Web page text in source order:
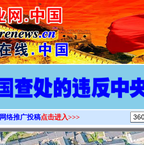
>
网络推广投稿点击进入>>>